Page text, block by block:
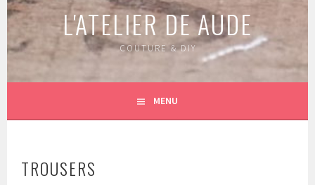
L'ATELIER DE AUDE
COUTURE & DIY
MENU
TROUSERS